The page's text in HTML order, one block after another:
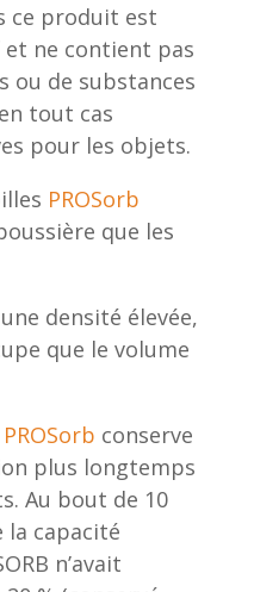
ce produit est
ne contient pas
ou de substances
tout cas
pour les objets.
PROSorb
que les
densité élevée,
que le volume
PROSorb conserve
plus longtemps
Au bout de 10
la capacité
n’avait